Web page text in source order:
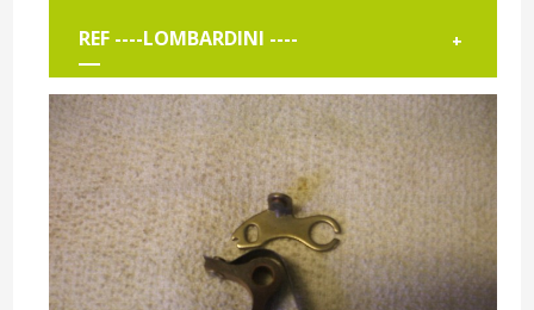
REF ----LOMBARDINI ---- +